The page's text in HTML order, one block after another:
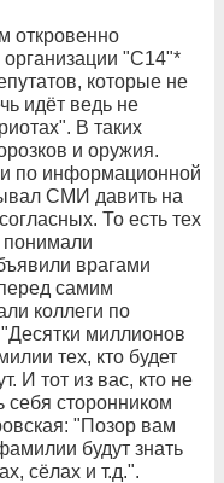
откровенно
организации "С14"*
которые не
идёт ведь не
В таких
и оружия.
по информационной
СМИ давить на
То есть тех
понимали
врагами
самим
коллеги по
миллионов
тех, кто будет
И тот из вас, кто не
себя сторонником
"Позор вам
будут знать
сёлах и т.д.".